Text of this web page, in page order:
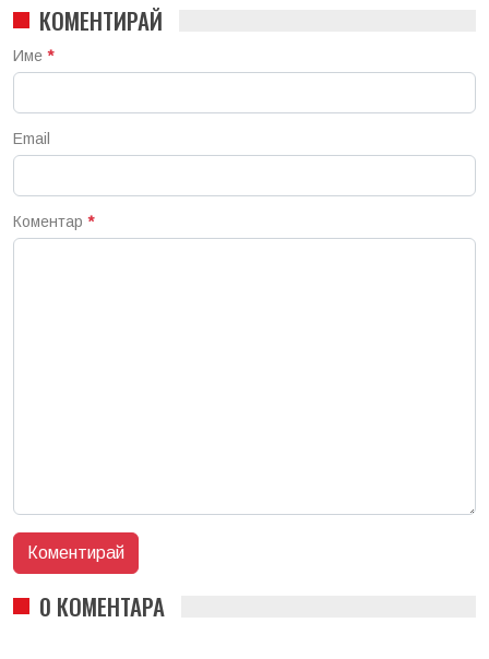
КОМЕНТИРАЙ
Име *
Email
Коментар *
0 КОМЕНТАРА